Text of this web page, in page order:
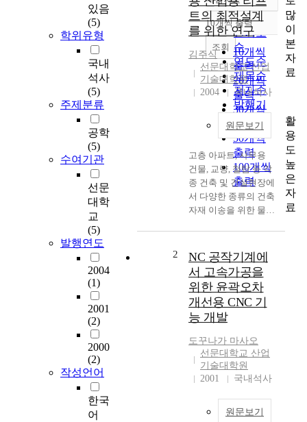
있음
(5)
학위유형
국내
석사
(5)
주제분류
공학
(5)
수여기관
선문
대학
교
(5)
발행연도
2004
(1)
2001
(2)
2000
(2)
작성언어
한국
어
정확도
순
인기도
순
연도순
제목순
저자순
발행기
관순
내림차순
10개씩 출력
10개씩
출력
20개씩
출력
30개씩
출력
50개씩
출력
100개씩
출력
조회
트의 최적설계
를 위한 연구
김주식
선문대학교 산업
기술대학원
2004
국내석사
원문보기
고층 아파트, 사무용
건물, 교량, 철탑 등 각
종 건축 및 건설현장에
서 다양한 종류의 건축
자재 이송을 위한 물류
다. 최근 건설현장에서
의 인력 수급상의 어려
움, 고임금 및 공기 단
축 등의 이유로 각종
건축자재의 이송소요
시간 단축 및 이송 효
따라서 현재 대부분 1
톤 용량으로 사용되고
있는 산업용 리프트의
시키기 위한 신제품 개
발이 진행되고 있다.
2
NC 공작기계에
서 고속가공을
위한 윤곽오차
개선용 CNC 기
능 개발
도꾸나가 마사오
선문대학교 산업
기술대학원
2001
국내석사
원문보기
많
이
본
자
료
활
용
도
높
은
자
료